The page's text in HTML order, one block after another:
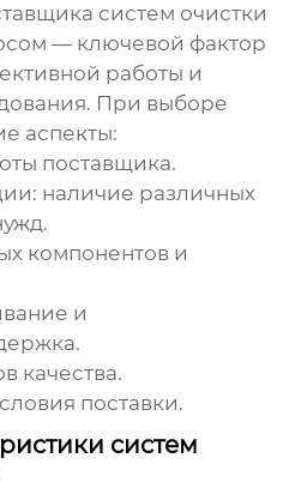
систем очистки
— ключевой фактор
работы и
При выборе
аспекты:
поставщика.
наличие различных
компонентов и
и
качества.
поставки.
систем